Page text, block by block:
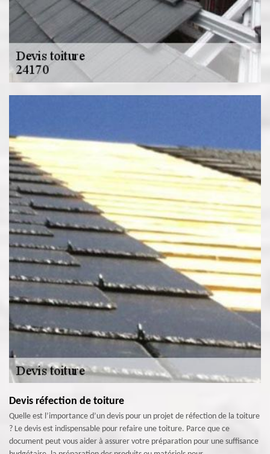
Devis réfection de toiture
Quelle est l’importance d’un devis pour un projet de réfection de la toiture
? Le devis est indispensable pour refaire une toiture. Parce que ce
document peut vous aider à assurer votre préparation pour une suffisance